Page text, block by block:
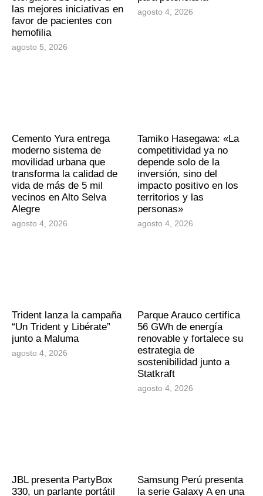
las mejores iniciativas en
favor de pacientes con
hemofilia
agosto 5, 2026
agosto 4, 2026
Cemento Yura entrega
moderno sistema de
movilidad urbana que
transforma la calidad de
vida de más de 5 mil
vecinos en Alto Selva
Alegre
agosto 4, 2026
Tamiko Hasegawa: «La
competitividad ya no
depende solo de la
inversión, sino del
impacto positivo en los
territorios y las
personas»
agosto 4, 2026
Trident lanza la campaña
“Un Trident y Libérate”
junto a Maluma
agosto 4, 2026
Parque Arauco certifica
56 GWh de energía
renovable y fortalece su
estrategia de
sostenibilidad junto a
Statkraft
agosto 4, 2026
JBL presenta PartyBox
330, un parlante portátil
Samsung Perú presenta
la serie Galaxy A en una